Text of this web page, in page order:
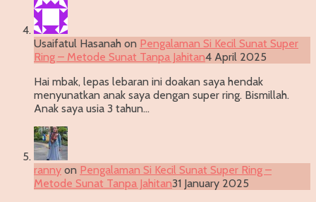
Usaifatul Hasanah on Pengalaman Si Kecil Sunat Super
Ring – Metode Sunat Tanpa Jahitan4 April 2025
Hai mbak, lepas lebaran ini doakan saya hendak
menyunatkan anak saya dengan super ring. Bismillah.
Anak saya usia 3 tahun…
ranny on Pengalaman Si Kecil Sunat Super Ring –
Metode Sunat Tanpa Jahitan31 January 2025